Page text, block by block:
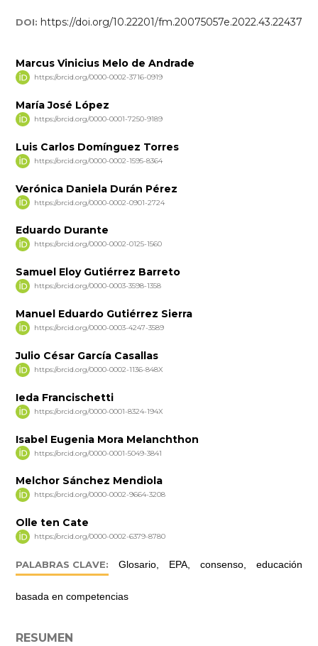
DOI: https://doi.org/10.22201/fm.20075057e.2022.43.22437
Marcus Vinicius Melo de Andrade
https://orcid.org/0000-0002-3716-0919
María José López
https://orcid.org/0000-0001-7250-9189
Luis Carlos Domínguez Torres
https://orcid.org/0000-0002-1595-8364
Verónica Daniela Durán Pérez
https://orcid.org/0000-0002-0901-2724
Eduardo Durante
https://orcid.org/0000-0002-0125-1560
Samuel Eloy Gutiérrez Barreto
https://orcid.org/0000-0003-3598-1358
Manuel Eduardo Gutiérrez Sierra
https://orcid.org/0000-0003-4247-3589
Julio César García Casallas
https://orcid.org/0000-0002-1136-848X
Ieda Francischetti
https://orcid.org/0000-0001-8324-194X
Isabel Eugenia Mora Melanchthon
https://orcid.org/0000-0001-5049-3841
Melchor Sánchez Mendiola
https://orcid.org/0000-0002-9664-3208
Olle ten Cate
https://orcid.org/0000-0002-6379-8780
PALABRAS CLAVE: Glosario, EPA, consenso, educación
basada en competencias
RESUMEN